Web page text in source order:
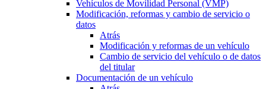
Vehículos de Movilidad Personal (VMP)
Modificación, reformas y cambio de servicio o
datos
Atrás
Modificación y reformas de un vehículo
Cambio de servicio del vehículo o de datos
del titular
Documentación de un vehículo